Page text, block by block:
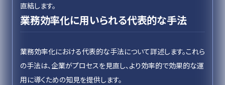
直結します。
業務効率化に用いられる代表的な手法
業務効率化における代表的な手法について詳述します。これら
の手法は、企業がプロセスを見直し、より効率的で効果的な運
用に導くための知見を提供します。